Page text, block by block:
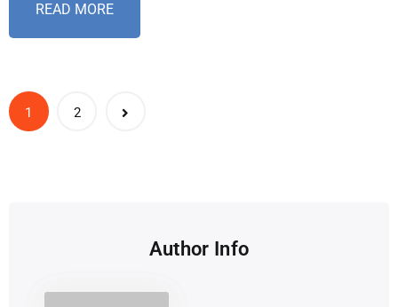
READ MORE
1 2
Author Info